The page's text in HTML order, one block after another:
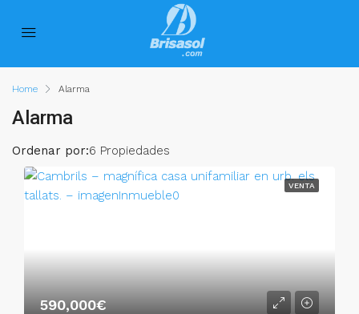
Home Alarma
Alarma
6 Propiedades
Ordenar por:
VENTA
590,000€